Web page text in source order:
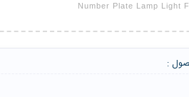
Number Plate Lamp Light
: